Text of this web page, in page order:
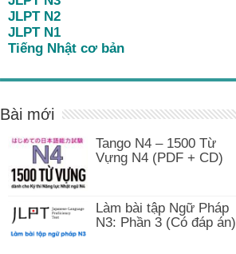
JLPT N2
JLPT N1
Tiếng Nhật cơ bản
Bài mới
Tango N4 – 1500 Từ
Vựng N4 (PDF + CD)
Làm bài tập Ngữ Pháp
N3: Phần 3 (Có đáp án)